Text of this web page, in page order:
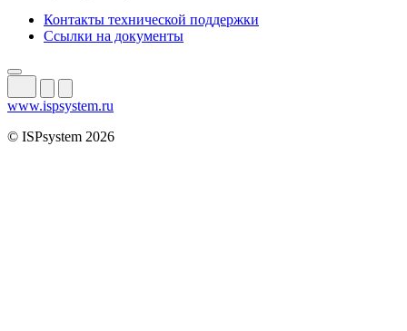
Контакты технической поддержки
Ссылки на документы
www.ispsystem.ru
© ISPsystem 2026